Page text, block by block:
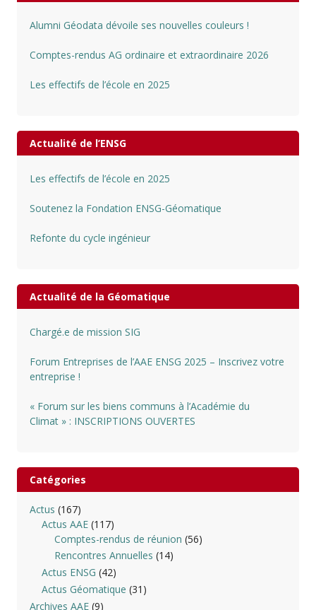
Alumni Géodata dévoile ses nouvelles couleurs !
Comptes-rendus AG ordinaire et extraordinaire 2026
Les effectifs de l’école en 2025
Actualité de l’ENSG
Les effectifs de l’école en 2025
Soutenez la Fondation ENSG-Géomatique
Refonte du cycle ingénieur
Actualité de la Géomatique
Chargé.e de mission SIG
Forum Entreprises de l’AAE ENSG 2025 – Inscrivez votre
entreprise !
« Forum sur les biens communs à l’Académie du
Climat » : INSCRIPTIONS OUVERTES
Catégories
Actus (167)
Actus AAE (117)
Comptes-rendus de réunion (56)
Rencontres Annuelles (14)
Actus ENSG (42)
Actus Géomatique (31)
Archives AAE(9)